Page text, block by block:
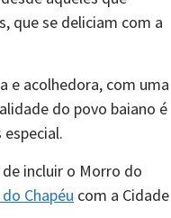
que se deliciam com a
e acolhedora, com uma
do povo baiano é
incluir o Morro do
Chapéu com a Cidade